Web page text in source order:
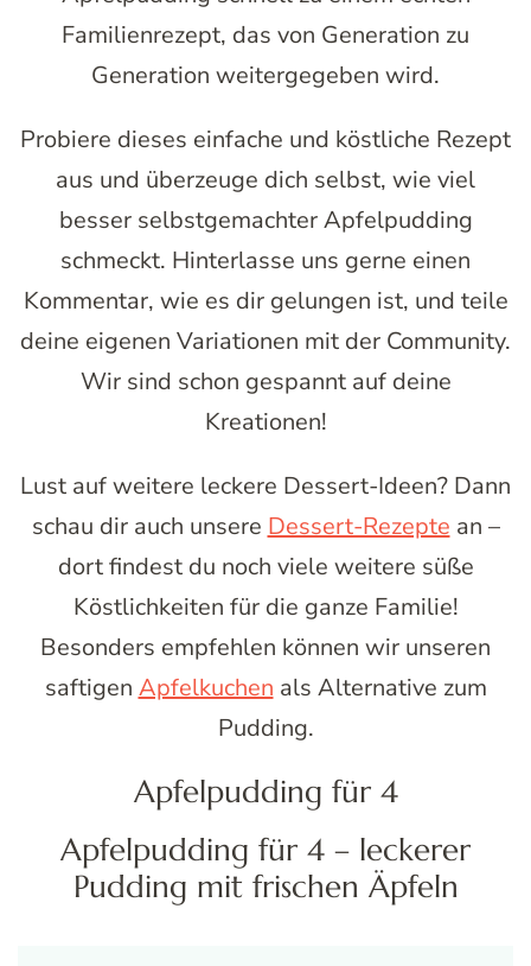
Familienrezept, das von Generation zu
Generation weitergegeben wird.
Probiere dieses einfache und köstliche Rezept
aus und überzeuge dich selbst, wie viel
besser selbstgemachter Apfelpudding
schmeckt. Hinterlasse uns gerne einen
Kommentar, wie es dir gelungen ist, und teile
deine eigenen Variationen mit der Community.
Wir sind schon gespannt auf deine
Kreationen!
Lust auf weitere leckere Dessert-Ideen? Dann
schau dir auch unsereDessert-Rezeptean –
dort findest du noch viele weitere süße
Köstlichkeiten für die ganze Familie!
Besonders empfehlen können wir unseren
saftigenApfelkuchenals Alternative zum
Pudding.
Apfelpudding für 4
Apfelpudding für 4 – leckerer
Pudding mit frischen Äpfeln